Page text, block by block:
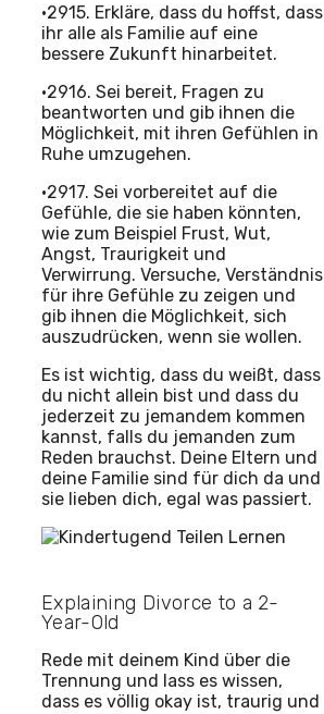
•2915. Erkläre, dass du hoffst, dass
ihr alle als Familie auf eine
bessere Zukunft hinarbeitet.
•2916. Sei bereit, Fragen zu
beantworten und gib ihnen die
Möglichkeit, mit ihren Gefühlen in
Ruhe umzugehen.
•2917. Sei vorbereitet auf die
Gefühle, die sie haben könnten,
wie zum Beispiel Frust, Wut,
Angst, Traurigkeit und
Verwirrung. Versuche, Verständnis
für ihre Gefühle zu zeigen und
gib ihnen die Möglichkeit, sich
auszudrücken, wenn sie wollen.
Es ist wichtig, dass du weißt, dass
du nicht allein bist und dass du
jederzeit zu jemandem kommen
kannst, falls du jemanden zum
Reden brauchst. Deine Eltern und
deine Familie sind für dich da und
sie lieben dich, egal was passiert.
Explaining Divorce to a 2-
Year-Old
Rede mit deinem Kind über die
Trennung und lass es wissen,
dass es völlig okay ist, traurig und